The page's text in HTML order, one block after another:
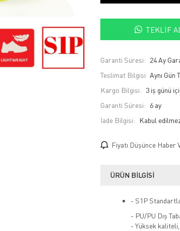
TEKLIF AL
Garanti Süresi: 24 Ay
Teslimat Bilgisi Aynı Gün
Kargo Bilgisi: 3 iş günü
Garanti Süresi: 6 ay
İade Bilgisi:
Fiyatı Düşünce Haber
ÜRÜN BILGISI
- S1P
- PU/PU Dıș
- Yüksek kaliteli,